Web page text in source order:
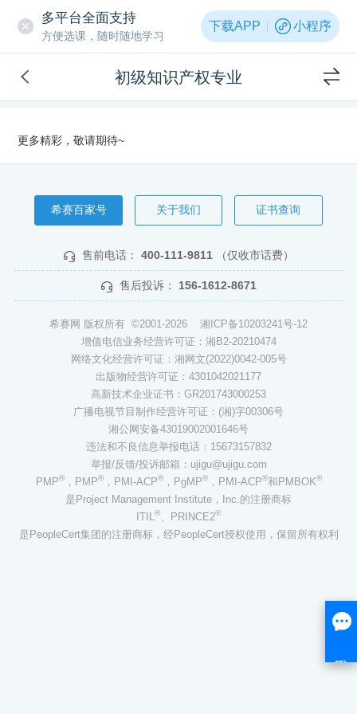
多平台全面支持
方便选课，随时随地学习
下载APP 小程序
初级知识产权专业
更多精彩，敬请期待~
希赛百家号 关于我们 证书查询
售前电话： 400-111-9811 （仅收市话费）
售后投诉： 156-1612-8671
希赛网 版权所有 ©2001-2026 湘ICP备10203241号-12
增值电信业务经营许可证：湘B2-20210474
网络文化经营许可证：湘网文(2022)0042-005号
出版物经营许可证：4301042021177
高新技术企业证书：GR201743000253
广播电视节目制作经营许可证：(湘)字00306号
湘公网安备43019002001646号
违法和不良信息举报电话：15673157832
举报/反馈/投诉邮箱：ujigu@ujigu.com
PMP®，PMP®，PMI-ACP®，PgMP®，PMI-ACP®和PMBOK®
是Project Management Institute，Inc.的注册商标
ITIL®、PRINCE2®
是PeopleCert集团的注册商标，经PeopleCert授权使用，保留所有权利